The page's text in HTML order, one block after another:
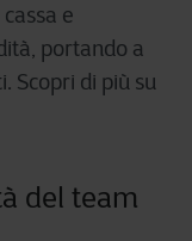
e
portando a
Scopri di più su
del team